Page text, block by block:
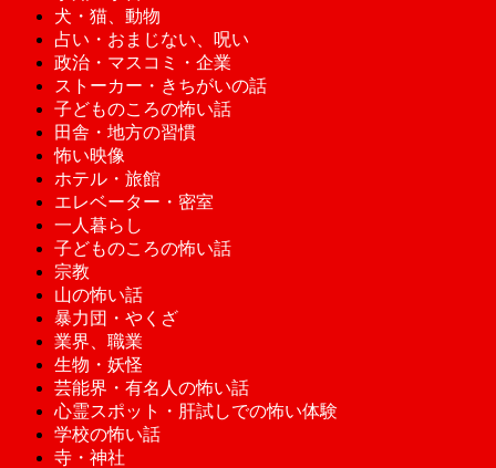
犬・猫、動物
占い・おまじない、呪い
政治・マスコミ・企業
ストーカー・きちがいの話
子どものころの怖い話
田舎・地方の習慣
怖い映像
ホテル・旅館
エレベーター・密室
一人暮らし
子どものころの怖い話
宗教
山の怖い話
暴力団・やくざ
業界、職業
生物・妖怪
芸能界・有名人の怖い話
心霊スポット・肝試しでの怖い体験
学校の怖い話
寺・神社